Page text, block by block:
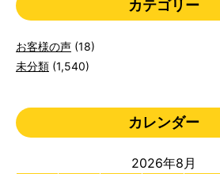
カテゴリー
お客様の声 (18)
未分類 (1,540)
カレンダー
2026年8月